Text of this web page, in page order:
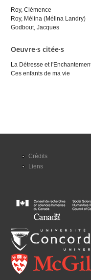
Roy, Clémence
Roy, Mélina (Mélina Landry)
Godbout, Jacques
Oeuvre·s citée·s
La Détresse et
Ces enfants de ma vie
Crédits
Liens